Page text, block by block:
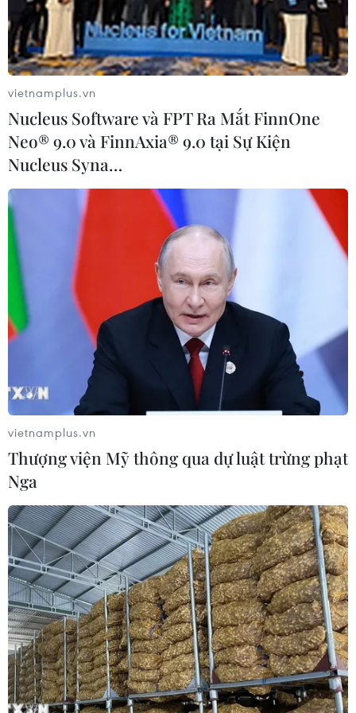
Anh công bố kết quả điều tra ban
đầu vụ đâm dao ở trung tâm London
Ba Lan thảo luận việc thành lập căn
cứ quân sự thường trực với Mỹ
06/08/2026 00:06
Liên hợp quốc: Xung đột Ukraine trải
qua tháng đẫm máu nhất
05/08/2026 23:47
Đức điều tra vụ UAV gắn thuốc nổ
xuất hiện tại sân bay
05/08/2026 23:43
Bất ổn địa chính trị kìm hãm tăng
trưởng Eurozone
05/08/2026 22:59
Tổng thống Nga thay đổi vị
trí các chỉ huy tại mặt trận Ukraine
05/08/2026 15:26
vietnamplus.vn
Nucleus Software và FPT Ra Mắt FinnOne
Neo® 9.0 và FinnAxia® 9.0 tại Sự Kiện
Nucleus Syna…
vietnamplus.vn
Thượng viện Mỹ thông qua dự luật trừng phạt
Nga